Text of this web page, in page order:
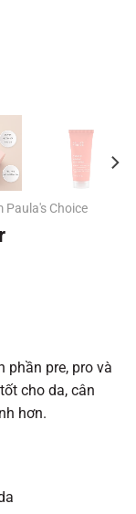
Paula's Choice
phần pre, pro và
cho da, cân
hơn.